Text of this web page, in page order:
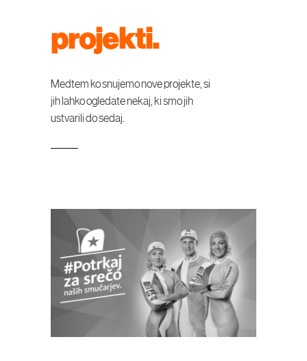
projekti.
Medtem ko snujemo nove projekte, si
jih lahko ogledate nekaj, ki smo jih
ustvarili do sedaj.